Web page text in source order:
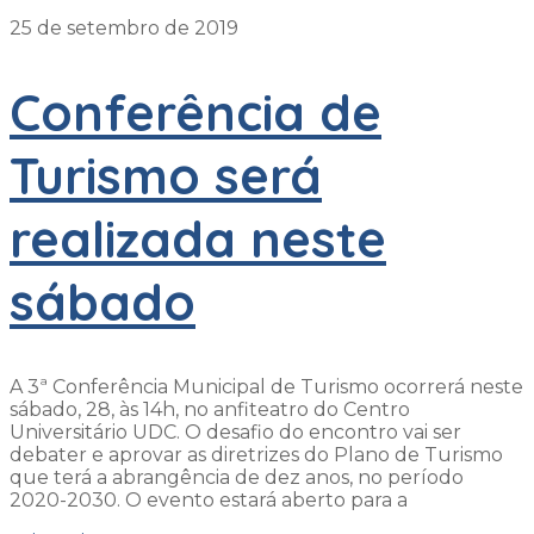
25 de setembro de 2019
Conferência de
Turismo será
realizada neste
sábado
A 3ª Conferência Municipal de Turismo ocorrerá neste
sábado, 28, às 14h, no anfiteatro do Centro
Universitário UDC. O desafio do encontro vai ser
debater e aprovar as diretrizes do Plano de Turismo
que terá a abrangência de dez anos, no período
2020-2030. O evento estará aberto para a